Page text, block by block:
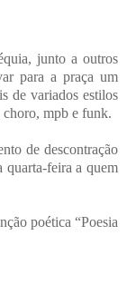
junto a outros
para a praça um
de variados estilos
choro, mpb e funk.
de descontração
quarta-feira a quem
poética “Poesia